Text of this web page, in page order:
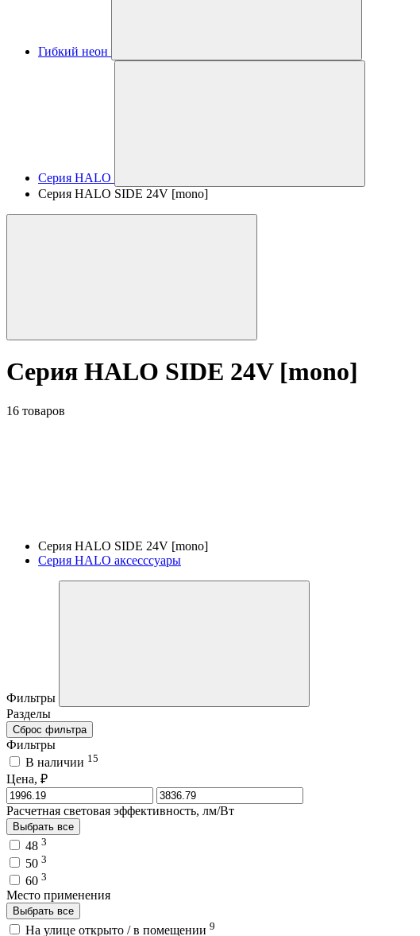
Гибкий неон
Серия HALO
Серия HALO SIDE 24V [mono]
Серия HALO SIDE 24V [mono]
16 товаров
Серия HALO SIDE 24V [mono]
Серия HALO аксесссуары
Фильтры
Разделы
Сброс фильтра
Фильтры
В наличии 15
Цена, ₽
Расчетная световая эффективность, лм/Вт
Выбрать все
48 3
50 3
60 3
Место применения
Выбрать все
На улице открыто / в помещении 9